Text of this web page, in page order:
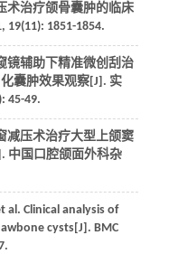
术治疗颌骨囊肿的临床
1851-1854.
镜辅助下精准微创刮治
囊肿效果观察[J]. 实
45-49.
减压术治疗大型上颌窦
中国口腔颌面外科杂
al. Clinical analysis of
cysts[J]. BMC